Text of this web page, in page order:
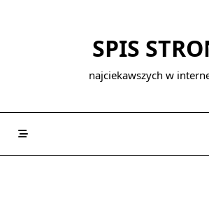
SPIS
najciekawszych w